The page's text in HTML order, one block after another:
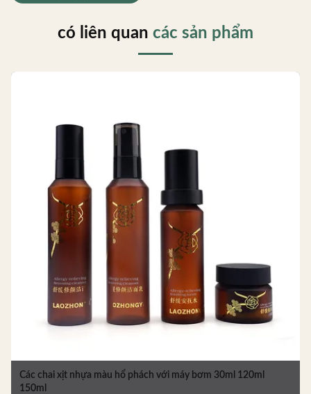
có liên quan các sản phẩm
Các chai xịt nhựa màu hổ phách với máy bơm 30ml 120ml
150ml